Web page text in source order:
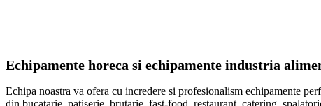
Echipamente horeca si echipamente industria
Echipa noastra va ofera cu incredere si profesionalism echipamente
din bucatarie, patiserie, brutarie, fast-food, restaurant, catering,